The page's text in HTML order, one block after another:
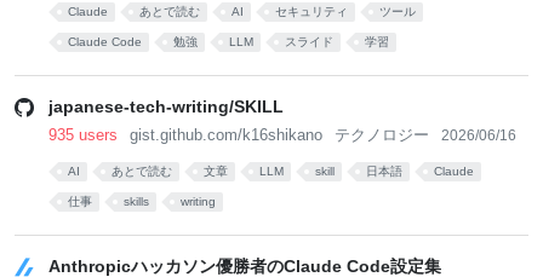
Claude あとで読む AI セキュリティ ツール
Claude Code 勉強 LLM スライド 学習
japanese-tech-writing/SKILL
935 users gist.github.com/k16shikano テクノロジー 2026/06/16
AI あとで読む 文章 LLM skill 日本語 Claude
仕事 skills writing
Anthropicハッカソン優勝者のClaude Code設定集